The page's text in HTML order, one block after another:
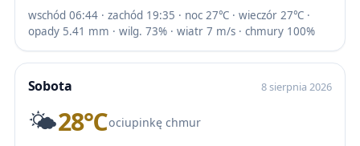
wschód 06:44 · zachód 19:35 · noc 27℃ · wieczór 27℃ ·
opady 5.41 mm · wilg. 73% · wiatr 7 m/s · chmury 100%
Sobota 8 sierpnia 2026
🌤️28℃ociupinkę chmur